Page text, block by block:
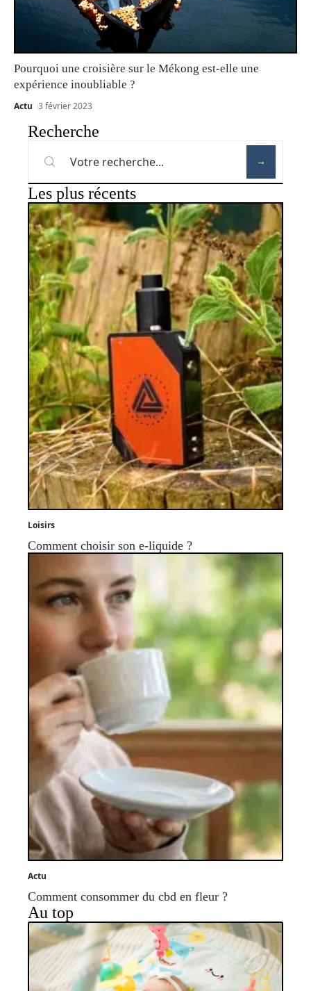
Pourquoi une croisière sur le Mékong est-elle une
expérience inoubliable ?
Actu 3 février 2023
Recherche
Les plus récents
Loisirs
Comment choisir son e-liquide ?
Actu
Comment consommer du cbd en fleur ?
Au top